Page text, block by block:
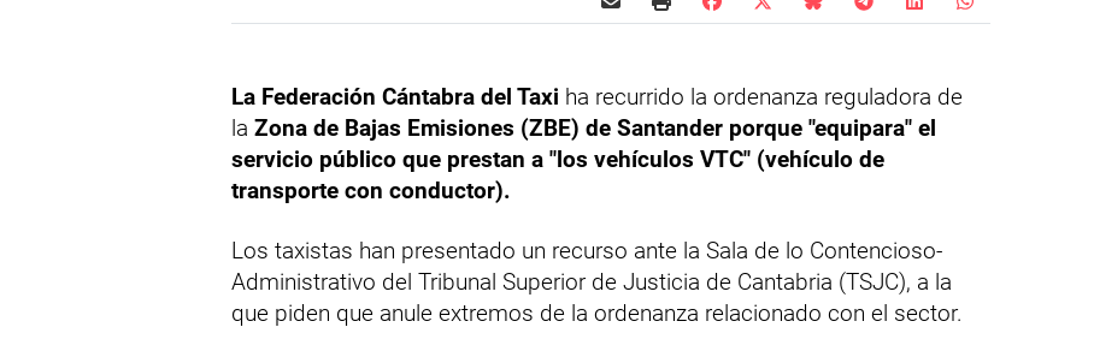
La Federación Cántabra del Taxi ha recurrido la ordenanza reguladora de
la Zona de Bajas Emisiones (ZBE) de Santander porque "equipara" el
servicio público que prestan a "los vehículos VTC" (vehículo de
transporte con conductor).
Los taxistas han presentado un recurso ante la Sala de lo Contencioso-
Administrativo del Tribunal Superior de Justicia de Cantabria (TSJC), a la
que piden que anule extremos de la ordenanza relacionado con el sector.